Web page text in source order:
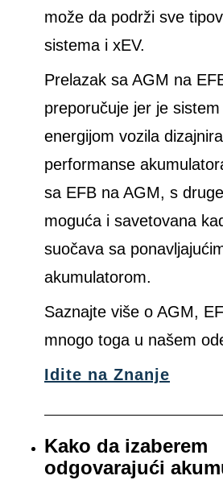
može da podrži sve
sistema i xEV.
Prelazak sa AGM na
preporučuje jer je
energijom vozila
performanse
sa EFB na AGM, s
moguća i savetovana
suočava sa
akumulatorom.
Saznajte više o AGM,
mnogo toga u našem
Idite na Znanje
Kako da izaberem
odgovarajući